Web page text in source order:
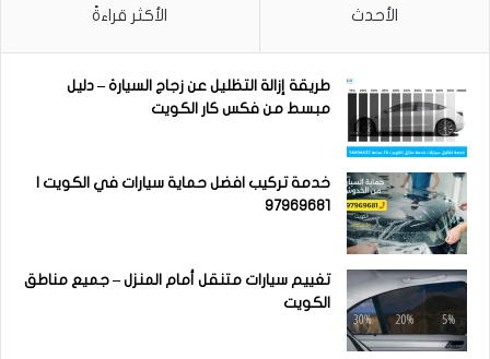
الأحدث الأكثر قراءةً
طريقة إزالة التظليل عن زجاج السيارة – دليل
مبسط من فكس كار الكويت
خدمة تركيب افضل حماية سيارات في الكويت |
97969681
تغييم سيارات متنقل أمام المنزل – جميع مناطق
الكويت